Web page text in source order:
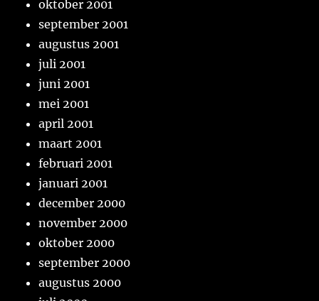
oktober 2001
september 2001
augustus 2001
juli 2001
juni 2001
mei 2001
april 2001
maart 2001
februari 2001
januari 2001
december 2000
november 2000
oktober 2000
september 2000
augustus 2000